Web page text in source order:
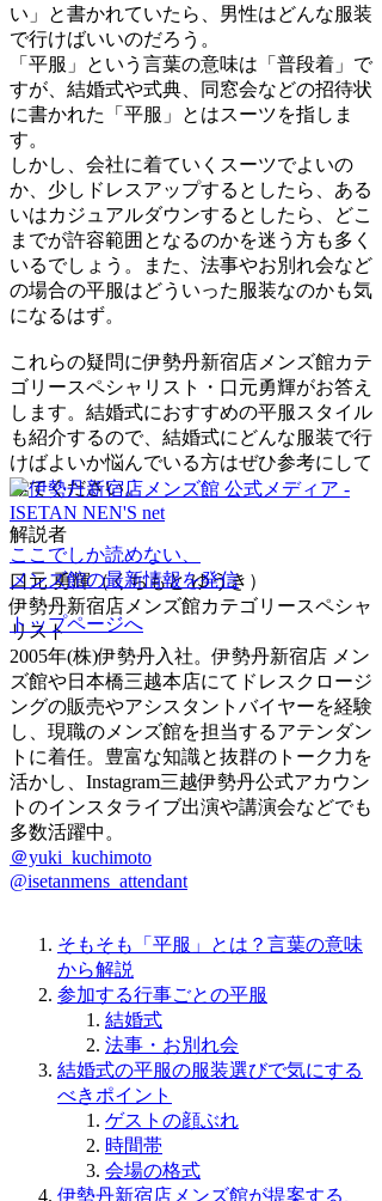
い」と書かれていたら、男性はどんな服装
で行けばいいのだろう。
「平服」という言葉の意味は「普段着」で
すが、結婚式や式典、同窓会などの招待状
に書かれた「平服」とはスーツを指しま
す。
しかし、会社に着ていくスーツでよいの
か、少しドレスアップするとしたら、ある
いはカジュアルダウンするとしたら、どこ
までが許容範囲となるのかを迷う方も多く
いるでしょう。また、法事やお別れ会など
の場合の平服はどういった服装なのかも気
になるはず。
これらの疑問に伊勢丹新宿店メンズ館カテ
ゴリースペシャリスト・口元勇輝がお答え
します。結婚式におすすめの平服スタイル
も紹介するので、結婚式にどんな服装で行
けばよいか悩んでいる方はぜひ参考にして
みてください。
解説者
口元 勇輝（くちもと ゆうき）
伊勢丹新宿店メンズ館カテゴリースペシャ
リスト
2005年(株)伊勢丹入社。伊勢丹新宿店 メン
ズ館や日本橋三越本店にてドレスクロージ
ングの販売やアシスタントバイヤーを経験
し、現職のメンズ館を担当するアテンダン
トに着任。豊富な知識と抜群のトーク力を
活かし、Instagram三越伊勢丹公式アカウン
トのインスタライブ出演や講演会などでも
多数活躍中。
＠yuki_kuchimoto
@isetanmens_attendant
そもそも「平服」とは？言葉の意味
から解説
参加する行事ごとの平服
結婚式
法事・お別れ会
結婚式の平服の服装選びで気にする
べきポイント
ゲストの顔ぶれ
時間帯
会場の格式
伊勢丹新宿店メンズ館が提案する、
ここでしか読めない、
メンズ館の最新情報を発信
トップページへ